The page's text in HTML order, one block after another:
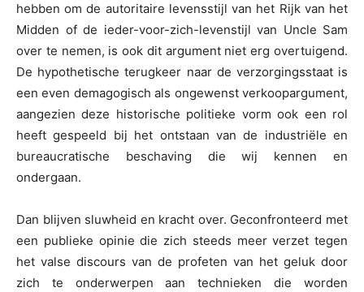
hebben om de autoritaire levensstijl van het Rijk van het
Midden of de ieder-voor-zich-levenstijl van Uncle Sam
over te nemen, is ook dit argument niet erg overtuigend.
De hypothetische terugkeer naar de verzorgingsstaat is
een even demagogisch als ongewenst verkoopargument,
aangezien deze historische politieke vorm ook een rol
heeft gespeeld bij het ontstaan van de industriële en
bureaucratische beschaving die wij kennen en
ondergaan.
Dan blijven sluwheid en kracht over. Geconfronteerd met
een publieke opinie die zich steeds meer verzet tegen
het valse discours van de profeten van het geluk door
zich te onderwerpen aan technieken die worden